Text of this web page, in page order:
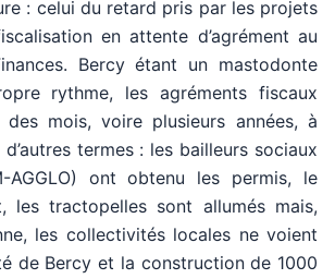
: celui du retard pris par les projets
en attente d’agrément au
Bercy étant un mastodonte
rythme, les agréments fiscaux
mois, voire plusieurs années, à
termes : les bailleurs sociaux
AGGLO) ont obtenu les permis, le
les tractopelles sont allumés mais,
les collectivités locales ne voient
de Bercy et la construction de 1000